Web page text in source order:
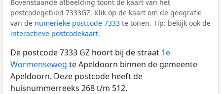
Bovenstaande afbeelding toont de kaart van het
postcodegebied 7333GZ. Klik op de kaart om de geografie
van de numerieke postcode 7333 te tonen. Tip: bekijk ook de
interactieve postcodekaart.
De postcode 7333 GZ hoort bij de straat 1e
Wormenseweg te Apeldoorn binnen de gemeente
Apeldoorn. Deze postcode heeft de
huisnummerreeks 268 t/m 512.